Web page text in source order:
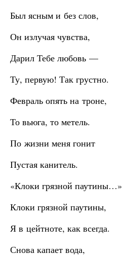
Был ясным и без слов,
Он излучая чувства,
Дарил Тебе любовь —
Ту, первую! Так грустно.
Февраль опять на троне,
То вьюга, то метель.
По жизни меня гонит
Пустая канитель.
«Клоки грязной паутины…»
Клоки грязной паутины,
Я в цейтноте, как всегда.
Снова капает вода,